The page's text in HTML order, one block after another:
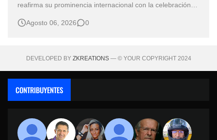
reafirma su prominencia internacional con la celebración
celebración une la cultura, la espiritualidad y la tradición
Agosto 06, 2026 0
DEVELOPED BY ZKREATIONS— © YOUR COPYRIGHT 2024
CONTRIBUYENTES